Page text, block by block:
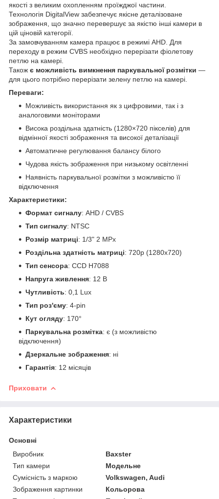
якості з великим охопленням проїжджої частини.
Технологія DigitalView забезпечує якісне деталізоване
зображення, що значно перевершує за якістю інші камери в
цій ціновій категорії.
За замовчуванням камера працює в режимі AHD. Для
переходу в режим CVBS необхідно перерізати фіолетову
петлю на камері.
Також є можливість вимкнення паркувальної розмітки —
для цього потрібно перерізати зелену петлю на камері.
Переваги:
Можливість використання як з цифровими, так і з
аналоговими моніторами
Висока роздільна здатність (1280×720 пікселів) для
відмінної якості зображення та високої деталізації
Автоматичне регулювання балансу білого
Чудова якість зображення при низькому освітленні
Наявність паркувальної розмітки з можливістю її
відключення
Характеристики:
Формат сигналу: AHD / CVBS
Тип сигналу: NTSC
Розмір матриці: 1/3" 2 MPx
Роздільна здатність матриці: 720p (1280х720)
Тип сенсора: CCD Н7088
Напруга живлення: 12 В
Чутливість: 0,1 Lux
Тип роз'єму: 4-pin
Кут огляду: 170°
Паркувальна розмітка: є (з можливістю
відключення)
Дзеркальне зображення: ні
Гарантія: 12 місяців
Приховати
Характеристики
Основні
Виробник
Baxster
Тип камери
Модельне
Сумісність з маркою
Volkswagen, Audi
Зображення картинки
Кольорова